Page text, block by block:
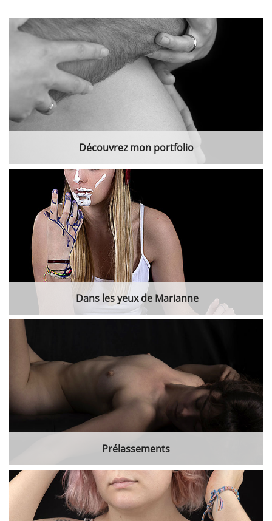
Découvrez mon portfolio
Dans les yeux de Marianne
Prélassements